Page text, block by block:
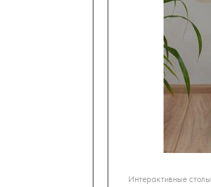
Интерактивные столы